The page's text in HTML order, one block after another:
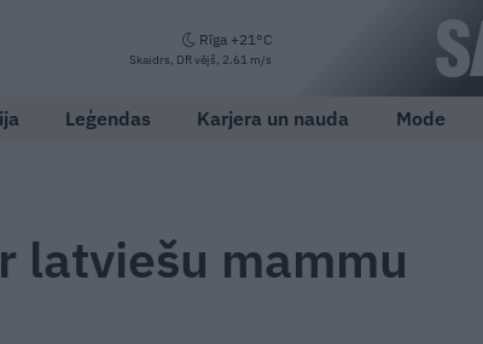
Rīga +21°C
Skaidrs, DR vējš, 2.61 m/s
Leģendas Karjera un nauda Mode
latviešu mammu